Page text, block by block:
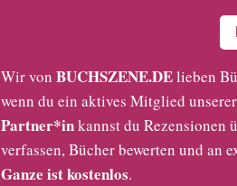
Wir von BUCHSZENE.DElieben
wenn du ein aktives Mitglied
Partner*inkannst du Rezensionen
verfassen, Bücher bewerten und an
Ganze ist kostenlos.